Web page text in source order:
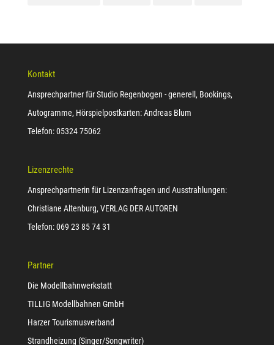
Kontakt
Ansprechpartner für Studio Regenbogen - generell, Bookings,
Autogramme, Hörspielpostkarten: Andreas Blum
Telefon: 05324 75062
Lizenzrechte
Ansprechpartnerin für Lizenzanfragen und Ausstrahlungen:
Christiane Altenburg, VERLAG DER AUTOREN
Telefon: 069 23 85 74 31
Partner
Die Modellbahnwerkstatt
TILLIG Modellbahnen GmbH
Harzer Tourismusverband
Strandheizung (Singer/Songwriter)